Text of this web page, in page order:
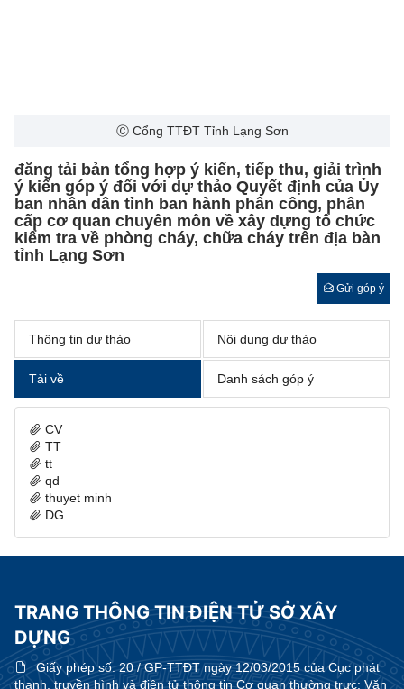
Ⓒ Cổng TTĐT Tỉnh Lạng Sơn
đăng tải bản tổng hợp ý kiến, tiếp thu, giải trình
ý kiến góp ý đối với dự thảo Quyết định của Ủy
ban nhân dân tỉnh ban hành phân công, phân
cấp cơ quan chuyên môn về xây dựng tổ chức
kiểm tra về phòng cháy, chữa cháy trên địa bàn
tỉnh Lạng Sơn
Thông tin dự thảo Nội dung dự thảo
Tải về Danh sách góp ý
CV
TT
tt
qd
thuyet minh
DG
Gửi góp ý
TRANG THÔNG TIN ĐIỆN TỬ SỞ XÂY
DỰNG
Giấy phép số:20 / GP-TTĐT ngày 12/03/2015 của Cục phát
thanh, truyền hình và điện tử thông tin Cơ quan thường trực: Văn